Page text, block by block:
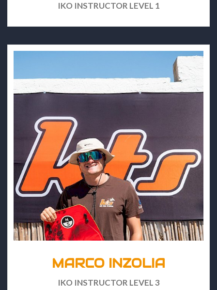
IKO INSTRUCTOR LEVEL 1
MARCO INZOLIA
IKO INSTRUCTOR LEVEL 3